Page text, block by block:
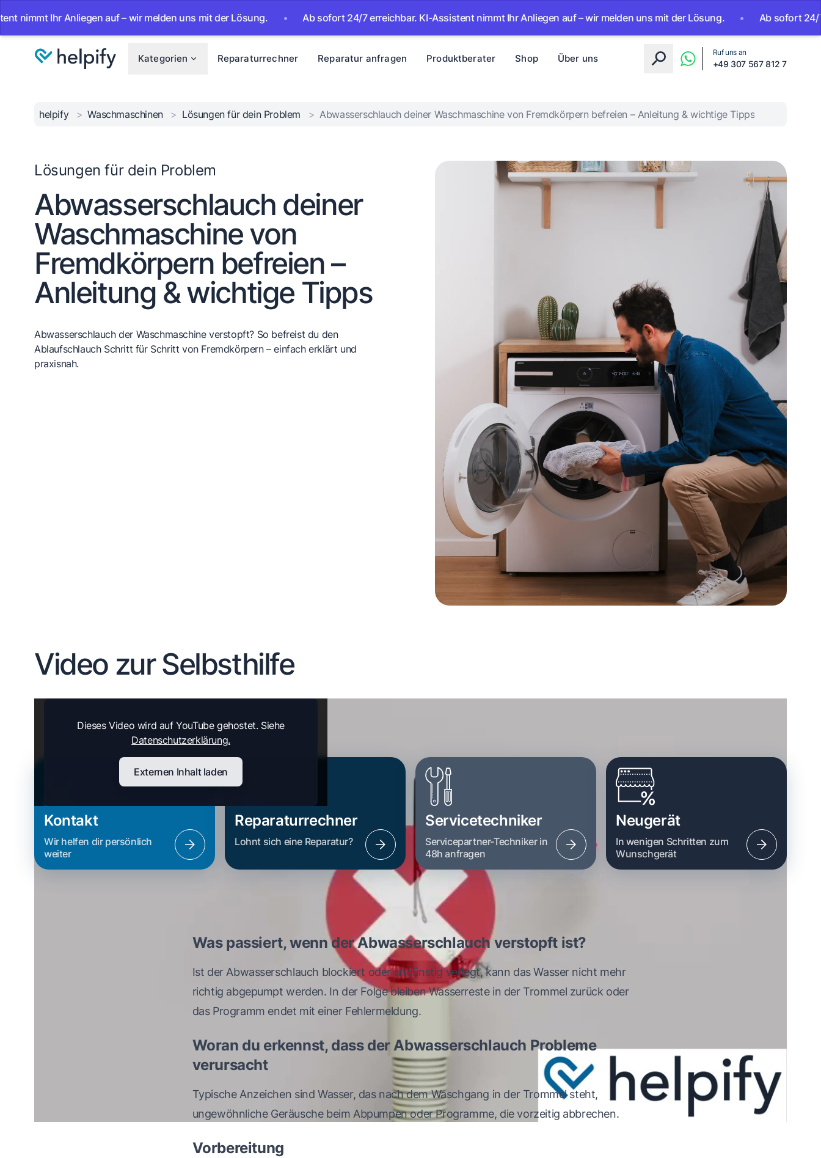
Anliegen auf – wir melden uns mit der Lösung. • Ab sofort 24/7 erreichbar. KI-Assistent nimmt Ihr Anliegen auf – wir melden uns mit der Lösung. • Ab sofort 24/7
Kategorien Reparaturrechner Reparatur anfragen Produktberater Shop Über uns
Ruf uns an
+49 307 567 812 7
helpify > Waschmaschinen > Lösungen für dein Problem > Abwasserschlauch deiner Waschmaschine von Fremdkörpern befreien – Anleitung & wichtige Tipps
Lösungen für dein Problem
Abwasserschlauch deiner
Waschmaschine von
Fremdkörpern befreien –
Anleitung & wichtige Tipps
Abwasserschlauch der Waschmaschine verstopft? So befreist du den
Ablaufschlauch Schritt für Schritt von Fremdkörpern – einfach erklärt und
praxisnah.
Video zur Selbsthilfe
Dieses Video wird auf YouTube gehostet. Siehe
Datenschutzerklärung.
Externen Inhalt laden
Kontakt
Wir helfen dir persönlich
weiter
Reparaturrechner
Lohnt sich eine Reparatur?
Servicetechniker
Servicepartner-Techniker in
48h anfragen
Neugerät
In wenigen Schritten zum
Wunschgerät
Was passiert, wenn der Abwasserschlauch verstopft ist?
Ist der Abwasserschlauch blockiert oder ungünstig verlegt, kann das Wasser nicht mehr
richtig abgepumpt werden. In der Folge bleiben Wasserreste in der Trommel zurück oder
das Programm endet mit einer Fehlermeldung.
Woran du erkennst, dass der Abwasserschlauch Probleme
verursacht
Typische Anzeichen sind Wasser, das nach dem Waschgang in der Trommel steht,
ungewöhnliche Geräusche beim Abpumpen oder Programme, die vorzeitig abbrechen.
Vorbereitung